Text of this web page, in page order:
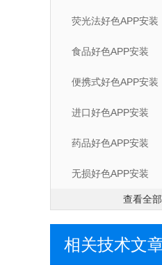
荧光法好色APP安装
食品好色APP安装
便携式好色APP安装
进口好色APP安装
药品好色APP安装
无损好色APP安装
查看全
相关技术文